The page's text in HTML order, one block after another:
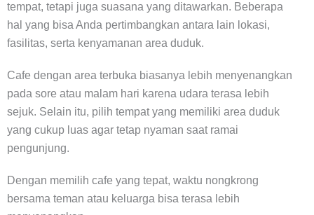
tempat, tetapi juga suasana yang ditawarkan. Beberapa
hal yang bisa Anda pertimbangkan antara lain lokasi,
fasilitas, serta kenyamanan area duduk.
Cafe dengan area terbuka biasanya lebih menyenangkan
pada sore atau malam hari karena udara terasa lebih
sejuk. Selain itu, pilih tempat yang memiliki area duduk
yang cukup luas agar tetap nyaman saat ramai
pengunjung.
Dengan memilih cafe yang tepat, waktu nongkrong
bersama teman atau keluarga bisa terasa lebih